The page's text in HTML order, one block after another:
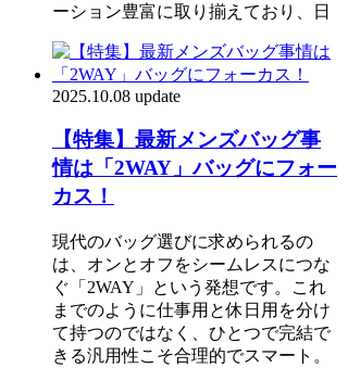
ーション豊富に取り揃えており、日
2025.10.08 update
【特集】最新メンズバッグ事
情は「2WAY」バッグにフォー
カス！
現代のバッグ選びに求められるの
は、オンとオフをシームレスにつな
ぐ「2WAY」という発想です。これ
までのように仕事用と休日用を分け
て持つのではなく、ひとつで完結で
きる汎用性こそ合理的でスマート。